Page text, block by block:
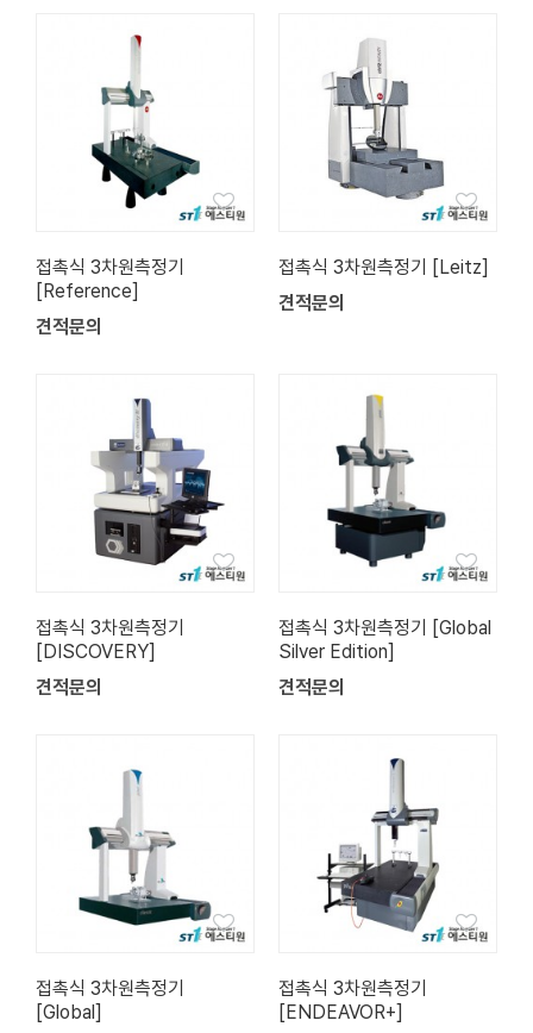
접촉식 3차원측정기
[Reference]
견적문의
접촉식 3차원측정기 [Leitz]
견적문의
접촉식 3차원측정기
[DISCOVERY]
견적문의
접촉식 3차원측정기 [Global
Silver Edition]
견적문의
접촉식 3차원측정기
[Global]
접촉식 3차원측정기
[ENDEAVOR+]